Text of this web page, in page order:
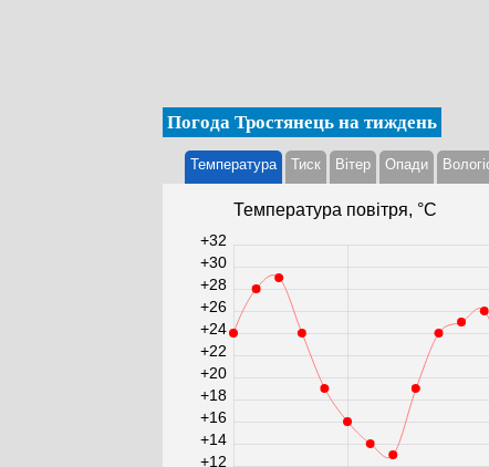
Погода Тростянець на тиждень
Температура Тиск Вітер Опади
Температура повітря, °С
+12
+14
+16
+18
+20
+22
+24
+26
+28
+30
+32